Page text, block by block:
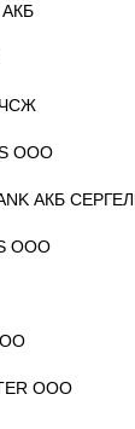
АКБ
ООО
АКБ
ООО
ООО